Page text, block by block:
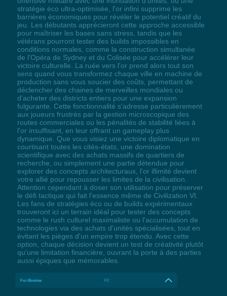
stratégie éco ultra-optimisée, l'or infini supprime les
barrières économiques pour révéler le potentiel créatif du
jeu. Les débutants apprécieront cette approche accessible
pour maîtriser les bases sans stress, tandis que les
vétérans pourront tester des builds impossibles en
conditions normales, comme la construction simultanée
de l'Opéra de Sydney et du Colisée pour accélérer leur
victoire culturelle. La ruée vers l'or prend alors tout son
sens quand vous transformez chaque ville en machine de
production sans vous soucier des coûts, permettant de
déclencher des chaines de merveilles mondiales ou
d'acheter des districts entiers pour une expansion
fulgurante. Cette fonctionnalité s'adresse particulièrement
aux joueurs frustrés par la gestion microscopique des
routes commerciales ou les pénalités de stabilité liées à
l'or insuffisant, en leur offrant un gameplay plus
dynamique. Que vous visiez une victoire diplomatique en
courtisant toutes les cités-états, une domination
scientifique avec des achats massifs de quartiers de
recherche, ou simplement une partie détendue pour
explorer des concepts architecturaux, l'or illimité devient
votre allié pour repousser les limites de la civilisation.
Attention cependant à doser son utilisation pour préserver
le défi tactique qui fait l'essence même de Civilization VI.
Les fans de stratégies éco ou de builds expérimentaux
trouveront ici un terrain idéal pour tester des concepts
comme le rush culturel maximaliste ou l'accumulation de
technologies via des achats d'unités spécialisées, tout en
évitant les pièges d'un empire trop étendu. Avec cette
option, chaque décision devient un test de créativité plutôt
qu'une limitation financière, ouvrant la porte à des parties
aussi épiques que mémorables.
Foi illimitée F2